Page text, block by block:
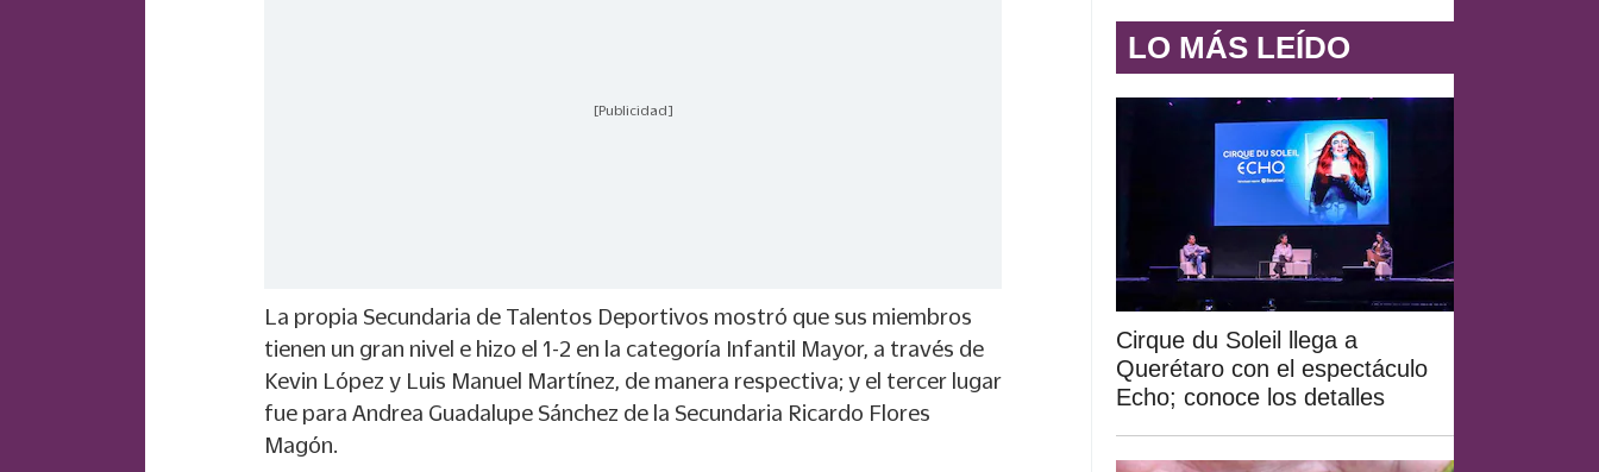
[Publicidad]
La propia Secundaria de Talentos Deportivos mostró que sus miembros
tienen un gran nivel e hizo el 1-2 en la categoría Infantil Mayor, a través de
Kevin López y Luis Manuel Martínez, de manera respectiva; y el tercer lugar
fue para Andrea Guadalupe Sánchez de la Secundaria Ricardo Flores
Magón.
LO MÁS LEÍDO
Cirque du Soleil llega a
Querétaro con el espectáculo
Echo; conoce los detalles